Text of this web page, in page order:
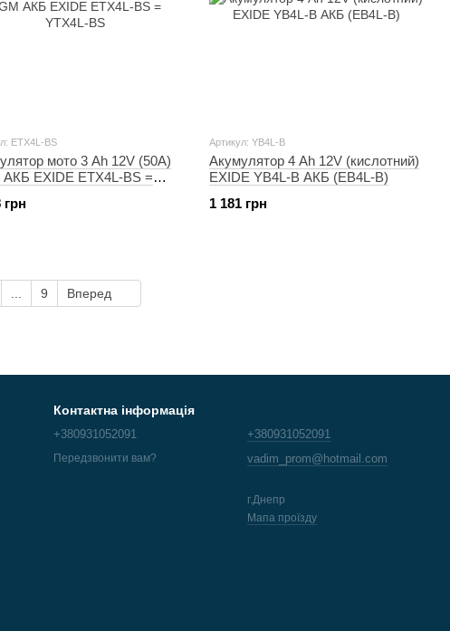
ETX4L-BS
мото 3 Ah 12V (50A)
АКБ EXIDE ETX4L-BS =
грн
Артикул: YB4L-B
Акумулятор 4 Ah 12V (кислотний)
EXIDE YB4L-B АКБ (EB4L-B)
1 181 грн
9 Вперед
Контактна інформація
+380931052091
Передзвонити вам?
+380931052091
vadim_prom@hotmail.com
г.Днепр
Мапа проїзду